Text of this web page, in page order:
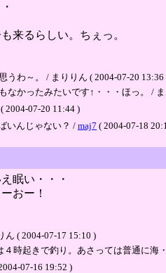
来るらしい。ちぇっ。
わ～。 / まりりん ( 2004-07-20 13:36
かったみたいです↑・・・ほっ。 / ま
2004-07-20 11:44 )
いんじゃない？ / maj7 ( 2004-07-18
眠い・・・
おー！
( 2004-07-17 15:10 )
起きで釣り。あさっては普通に海
07-16 19:52 )